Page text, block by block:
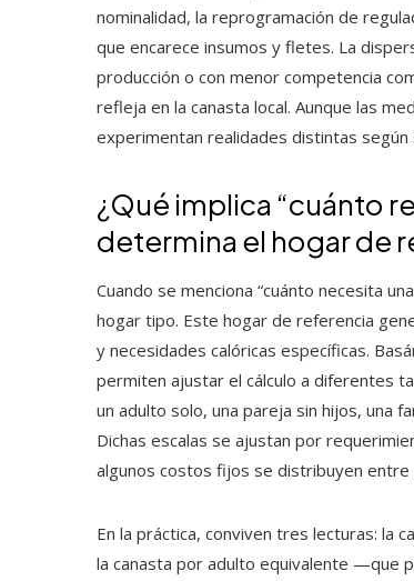
nominalidad, la reprogramación de
que encarece insumos y fletes. La
producción o con menor competencia
refleja en la canasta local. Aunque las
experimentan realidades distintas según
¿Qué implica “cuánto
determina el hogar de
Cuando se menciona “cuánto necesita
hogar tipo. Este hogar de referencia
y necesidades calóricas específicas.
permiten ajustar el cálculo a diferentes
un adulto solo, una pareja sin hijos, una
Dichas escalas se ajustan por
algunos costos fijos se distribuyen entre
En la práctica, conviven tres lecturas: la
la canasta por adulto equivalente —que